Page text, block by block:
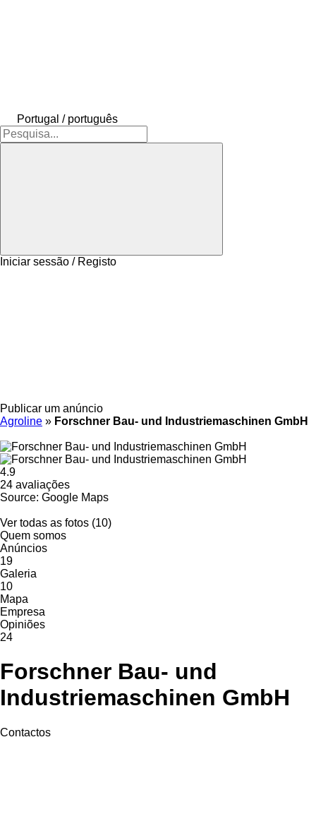
Portugal / português
Iniciar sessão / Registo
Publicar um anúncio
Agroline » Forschner Bau- und Industriemaschinen GmbH
4.9
24 avaliações
Source: Google Maps
Ver todas as fotos (10)
Quem somos
Anúncios
19
Galeria
10
Mapa
Empresa
Opiniões
24
Forschner Bau- und
Industriemaschinen GmbH
Contactos